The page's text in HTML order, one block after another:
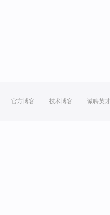
官方博客 技术博客 诚聘英才